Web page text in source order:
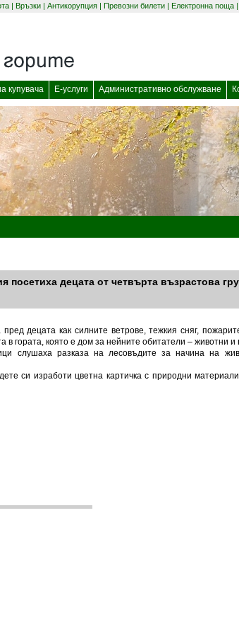
| Връзки | Антикорупция | Превозни билети | Електронна поща |
купувача (отваря се в нов прозорец)
Е-услуги (отваря се в нов прозорец)
Административно обслужване
децата от четвърта възрастова
пред децата как силните ветрове, тежкия сняг,
в гората, която е дом за нейните обитатели – животни и
слушаха разказа на лесовъдите за начина на
си изработи цветна картичка с природни